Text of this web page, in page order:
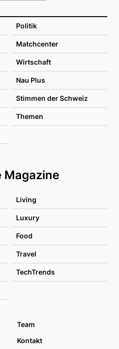
Politik
Matchcenter
Wirtschaft
Nau Plus
Stimmen der Schweiz
Themen
Magazine
Living
Luxury
Food
Travel
TechTrends
Team
Kontakt